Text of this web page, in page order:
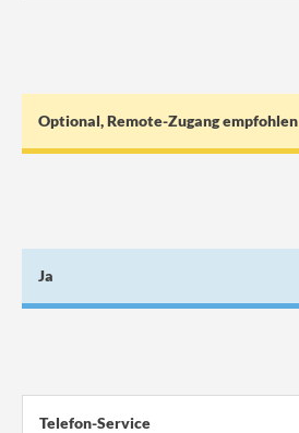
Optional, Remote-Zugang empfohlen
Ja
Telefon-Service